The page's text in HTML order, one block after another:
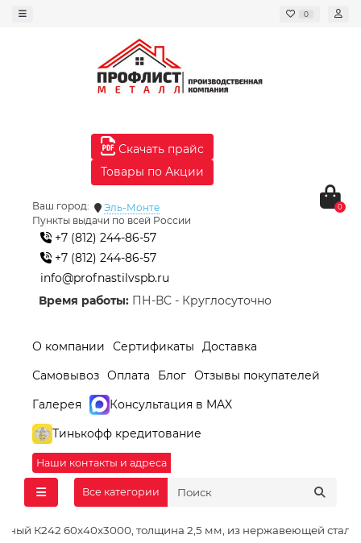
0
Скачать прайс
Товары по Акции
Ваш город:
Эль-Монте
Пункты выдачи по всей России
+7 (812) 244-86-57
+7 (812) 244-86-57
info@profnastilvspb.ru
Время работы: ПН-ВС - Круглосуточно
0
О компании Сертификаты
Доставка
Самовывоз Оплата Блог Отзывы покупателей
Галерея
Консультация в MAX
Тинькофф кредитование
Наши контакты и адреса
Все категории
К242 60x40x3000, толщина 2,5 мм, из нержавеющей стали